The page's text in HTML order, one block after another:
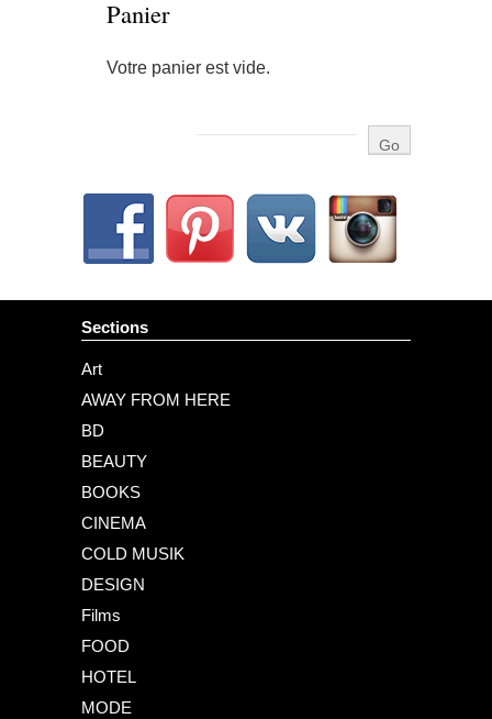
Panier
Votre panier est vide.
Sections
Art
AWAY FROM HERE
BD
BEAUTY
BOOKS
CINEMA
COLD MUSIK
DESIGN
Films
FOOD
HOTEL
MODE